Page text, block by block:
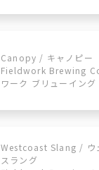
Canopy / キャノピー
Fieldwork Brewing
ワーク ブリューイング
Westcoast Slang / ウ
スラング